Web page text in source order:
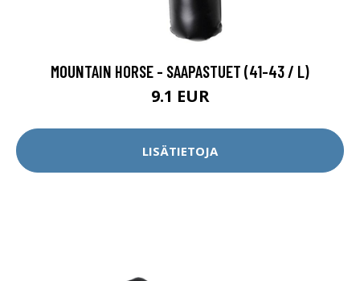
MOUNTAIN HORSE - SAAPASTUET (41-43 / L)
9.1 EUR
LISÄTIETOJA